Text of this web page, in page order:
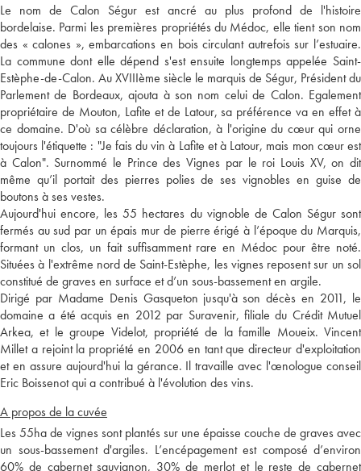
Le nom de Calon Ségur est ancré au plus profond de l'histoire
bordelaise. Parmi les premières propriétés du Médoc, elle tient son nom
des « calones », embarcations en bois circulant autrefois sur l’estuaire.
La commune dont elle dépend s'est ensuite longtemps appelée Saint-
Estèphe-de-Calon. Au XVIIIème siècle le marquis de Ségur, Président du
Parlement de Bordeaux, ajouta à son nom celui de Calon. Egalement
propriétaire de Mouton, Lafite et de Latour, sa préférence va en effet à
ce domaine. D'où sa célèbre déclaration, à l'origine du cœur qui orne
toujours l'étiquette : "Je fais du vin à Lafite et à Latour, mais mon cœur est
à Calon". Surnommé le Prince des Vignes par le roi Louis XV, on dit
même qu’il portait des pierres polies de ses vignobles en guise de
boutons à ses vestes.
Aujourd'hui encore, les 55 hectares du vignoble de Calon Ségur sont
fermés au sud par un épais mur de pierre érigé à l’époque du Marquis,
formant un clos, un fait suffisamment rare en Médoc pour être noté.
Situées à l'extrême nord de Saint-Estèphe, les vignes reposent sur un sol
constitué de graves en surface et d’un sous-bassement en argile.
Dirigé par Madame Denis Gasqueton jusqu'à son décès en 2011, le
domaine a été acquis en 2012 par Suravenir, filiale du Crédit Mutuel
Arkea, et le groupe Videlot, propriété de la famille Moueix. Vincent
Millet a rejoint la propriété en 2006 en tant que directeur d'exploitation
et en assure aujourd'hui la gérance. Il travaille avec l'œnologue conseil
Eric Boissenot qui a contribué à l'évolution des vins.
A propos de la cuvée
Les 55ha de vignes sont plantés sur une épaisse couche de graves avec
un sous-bassement d'argiles. L’encépagement est composé d’environ
60% de cabernet sauvignon, 30% de merlot et le reste de cabernet